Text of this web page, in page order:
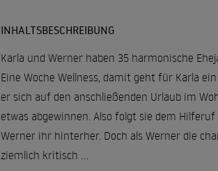
INHALTSBESCHREIBUNG
Karla und Werner haben 35 harmonische
Eine Woche Wellness, damit geht für Karla
er sich auf den anschließenden Urlaub im
etwas abgewinnen. Also folgt sie dem
Werner ihr hinterher. Doch als Werner die
ziemlich kritisch ...